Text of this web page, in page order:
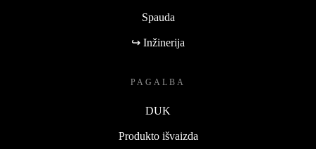
Spauda
↪ Inžinerija
PAGALBA
DUK
Produkto išvaizda